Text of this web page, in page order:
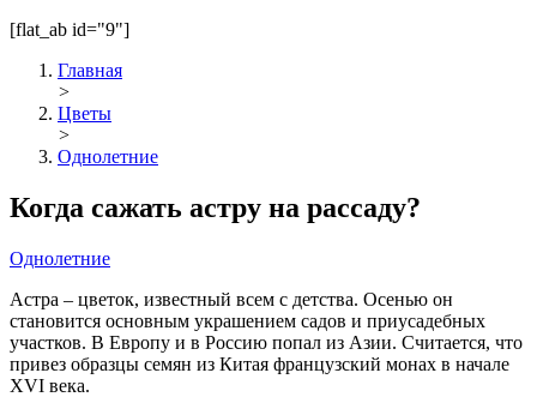
[flat_ab id="9"]
Главная
>
Цветы
>
Однолетние
Когда сажать астру на рассаду?
Однолетние
Астра – цветок, известный всем с детства. Осенью он
становится основным украшением садов и приусадебных
участков. В Европу и в Россию попал из Азии. Считается, что
привез образцы семян из Китая французский монах в начале
XVI века.